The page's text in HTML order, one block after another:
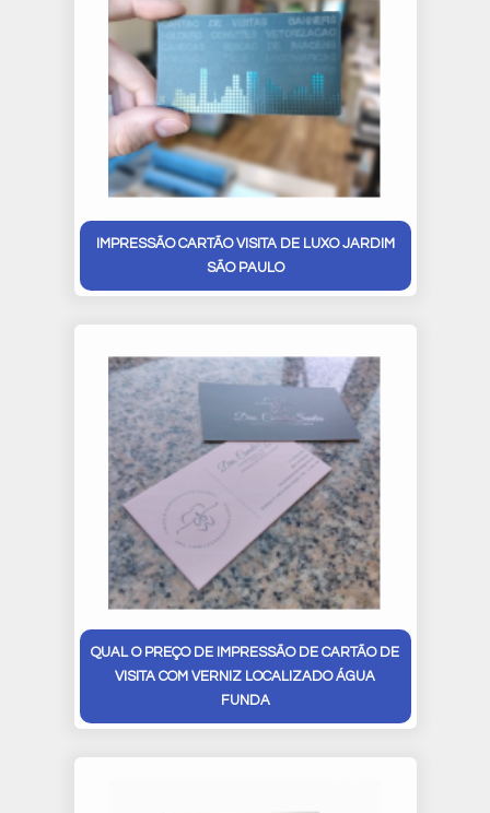
IMPRESSÃO CARTÃO VISITA DE LUXO JARDIM
SÃO PAULO
QUAL O PREÇO DE IMPRESSÃO DE CARTÃO DE
VISITA COM VERNIZ LOCALIZADO ÁGUA
FUNDA